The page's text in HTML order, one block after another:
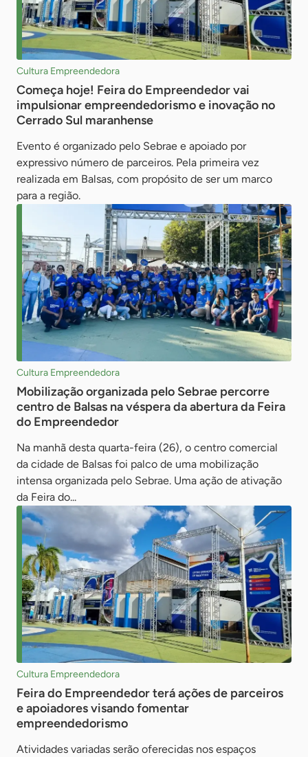
Cultura Empreendedora
Começa hoje! Feira do Empreendedor vai
impulsionar empreendedorismo e inovação no
Cerrado Sul maranhense
Evento é organizado pelo Sebrae e apoiado por
expressivo número de parceiros. Pela primeira vez
realizada em Balsas, com propósito de ser um marco
para a região.
Cultura Empreendedora
Mobilização organizada pelo Sebrae percorre
centro de Balsas na véspera da abertura da Feira
do Empreendedor
Na manhã desta quarta-feira (26), o centro comercial
da cidade de Balsas foi palco de uma mobilização
intensa organizada pelo Sebrae. Uma ação de ativação
da Feira do...
Cultura Empreendedora
Feira do Empreendedor terá ações de parceiros
e apoiadores visando fomentar
empreendedorismo
Atividades variadas serão oferecidas nos espaços